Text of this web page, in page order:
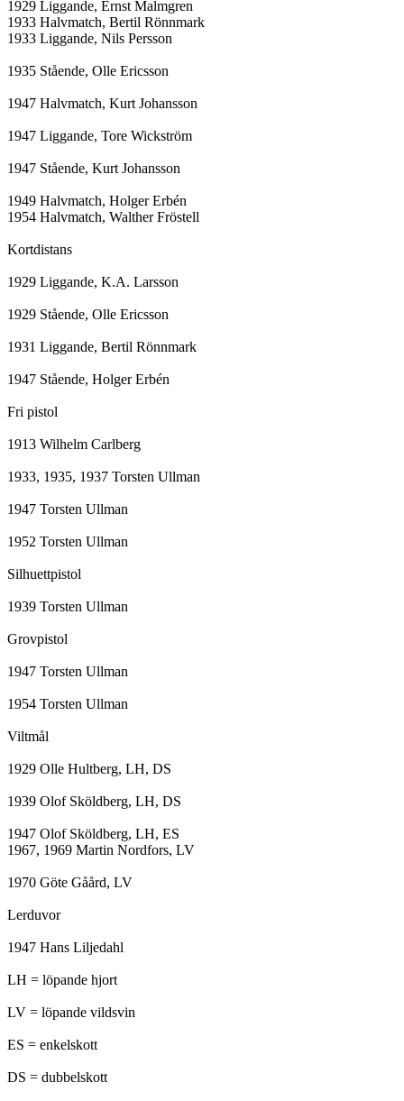
1929 Liggande, Ernst Malmgren
1933 Halvmatch, Bertil Rönnmark
1933 Liggande, Nils Persson
1935 Stående, Olle Ericsson
1947 Halvmatch, Kurt Johansson
1947 Liggande, Tore Wickström
1947 Stående, Kurt Johansson
1949 Halvmatch, Holger Erbén
1954 Halvmatch, Walther Fröstell
Kortdistans
1929 Liggande, K.A. Larsson
1929 Stående, Olle Ericsson
1931 Liggande, Bertil Rönnmark
1947 Stående, Holger Erbén
Fri pistol
1913 Wilhelm Carlberg
1933, 1935, 1937 Torsten Ullman
1947 Torsten Ullman
1952 Torsten Ullman
Silhuettpistol
1939 Torsten Ullman
Grovpistol
1947 Torsten Ullman
1954 Torsten Ullman
Viltmål
1929 Olle Hultberg, LH, DS
1939 Olof Sköldberg, LH, DS
1947 Olof Sköldberg, LH, ES
1967, 1969 Martin Nordfors, LV
1970 Göte Gåård, LV
Lerduvor
1947 Hans Liljedahl
LH = löpande hjort
LV = löpande vildsvin
ES = enkelskott
DS = dubbelskott